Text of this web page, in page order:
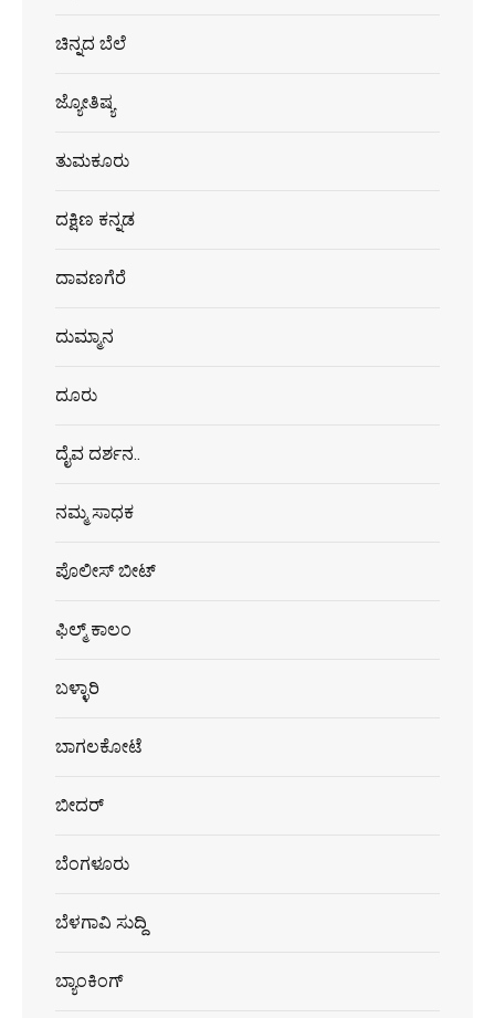
ಚಿನ್ನದ ಬೆಲೆ
ಜ್ಯೋತಿಷ್ಯ
ತುಮಕೂರು
ದಕ್ಷಿಣ ಕನ್ನಡ
ದಾವಣಗೆರೆ
ದುಮ್ಮಾನ
ದೂರು
ದೈವ ದರ್ಶನ..
ನಮ್ಮ ಸಾಧಕ
ಪೊಲೀಸ್ ಬೀಟ್
ಫಿಲ್ಮ್ ಕಾಲಂ
ಬಳ್ಳಾರಿ
ಬಾಗಲಕೋಟೆ
ಬೀದರ್
ಬೆಂಗಳೂರು
ಬೆಳಗಾವಿ ಸುದ್ದಿ
ಬ್ಯಾಂಕಿಂಗ್